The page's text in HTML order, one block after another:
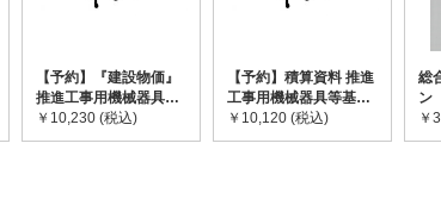
【予約】『建設物価』
推進工事用機械器具等
基礎価格表 2026年度
版 ※2026/8/31発売予
￥10,230 (税込)
【予約】積算資料 推進
工事用機械器具等基礎
価格表 2026年度版
※2026/8/31発売予定
￥10,120 (税込)
総
ン
￥